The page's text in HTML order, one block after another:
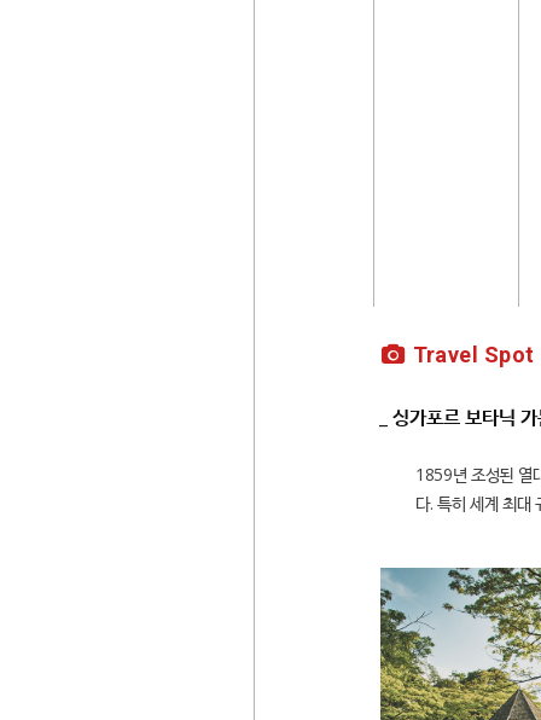
Travel Spot
_ 싱가포르 보타
1859년 조성된 열
다. 특히 세계 최대